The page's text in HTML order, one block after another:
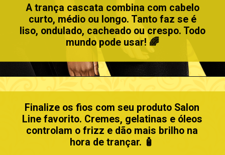
A trança cascata combina com cabelo
curto, médio ou longo. Tanto faz se é
liso, ondulado, cacheado ou crespo. Todo
mundo pode usar! 🌈
Finalize os fios com seu produto Salon
Line favorito. Cremes, gelatinas e óleos
controlam o frizz e dão mais brilho na
hora de trançar. 🧴